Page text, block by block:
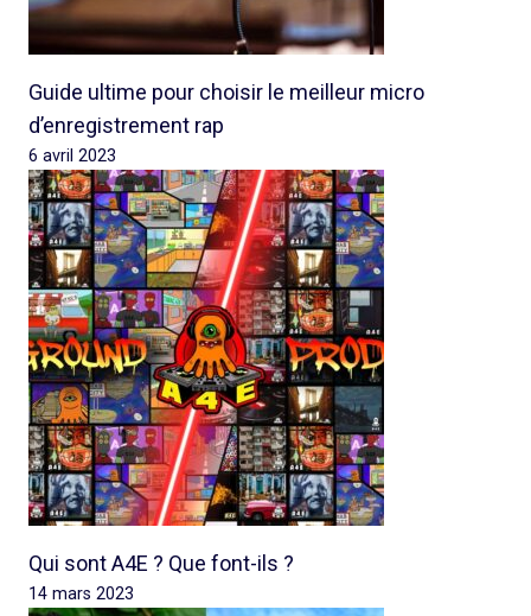
Guide ultime pour choisir le meilleur micro
d’enregistrement rap
6 avril 2023
Qui sont A4E ? Que font-ils ?
14 mars 2023